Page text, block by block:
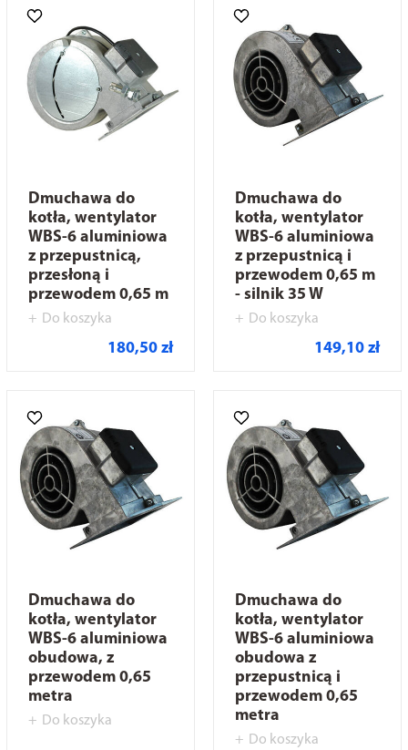
Dmuchawa do
kotła, wentylator
WBS-6 aluminiowa
z przepustnicą,
przesłoną i
przewodem 0,65 m
Do koszyka
180,50 zł
Dmuchawa do
kotła, wentylator
WBS-6 aluminiowa
z przepustnicą i
przewodem 0,65 m
- silnik 35 W
Do koszyka
149,10 zł
Dmuchawa do
kotła, wentylator
WBS-6 aluminiowa
obudowa, z
przewodem 0,65
metra
Do koszyka
Dmuchawa do
kotła, wentylator
WBS-6 aluminiowa
obudowa z
przepustnicą i
przewodem 0,65
metra
Do koszyka